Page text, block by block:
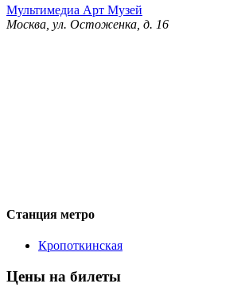
Мультимедиа Арт Музей
Москва, ул. Остоженка, д. 16
Станция метро
Кропоткинская
Цены на билеты